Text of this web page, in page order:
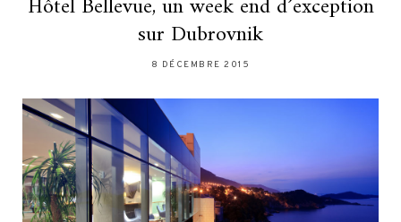
sur Dubrovnik
8 DÉCEMBRE 2015